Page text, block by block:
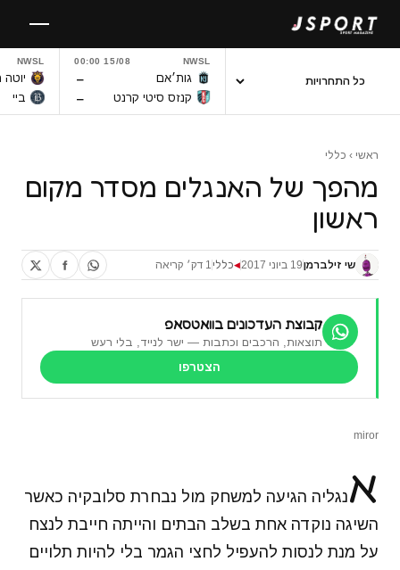
לתוכן
NWSL
15/08 00:00
גות׳אם –
קנזס סיטי קרנט –
NWSL
יוטה
ביי
ראשי › כללי
מהפך של האנגלים מסדר מקום
ראשון
שי זילברמן19 ביוני 2017 ◀כללי 1 דק׳ קריאה
קבוצת העדכונים בוואטסאפ
תוצאות, הרכבים וכתבות — ישר לנייד, בלי רעש
הצטרפו
miror
אנגליה הגיעה למשחק מול נבחרת סלובקיה כאשר
השיגה נוקדה אחת בשלב הבתים והייתה חייבת לנצח
על מנת לנסות להעפיל לחצי הגמר בלי להיות תלויים